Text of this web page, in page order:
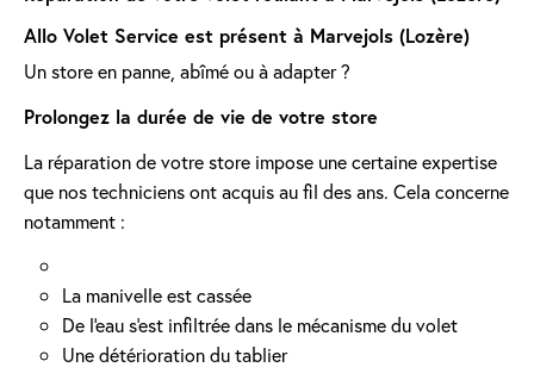
Allo Volet Service est présent à Marvejols (Lozère)
Un store en panne, abîmé ou à adapter ?
Prolongez la durée de vie de votre store
La réparation de votre store impose une certaine expertise
que nos techniciens ont acquis au fil des ans. Cela concerne
notamment :
La manivelle est cassée
De l'eau s'est infiltrée dans le mécanisme du volet
Une détérioration du tablier